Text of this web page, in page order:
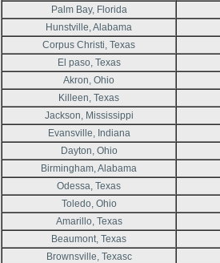
Palm Bay, Florida
Hunstville, Alabama
Corpus Christi, Texas
El paso, Texas
Akron, Ohio
Killeen, Texas
Jackson, Mississippi
Evansville, Indiana
Dayton, Ohio
Birmingham, Alabama
Odessa, Texas
Toledo, Ohio
Amarillo, Texas
Beaumont, Texas
Brownsville, Texasс